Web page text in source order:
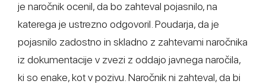
je naročnik ocenil, da bo zahteval pojasnilo, na
katerega je ustrezno odgovoril. Poudarja, da je
pojasnilo zadostno in skladno z zahtevami naročnika
iz dokumentacije v zvezi z oddajo javnega naročila,
ki so enake, kot v pozivu. Naročnik ni zahteval, da bi